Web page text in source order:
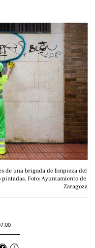
de una brigada de limpieza del
Foto: Ayuntamiento de
Zaragoza